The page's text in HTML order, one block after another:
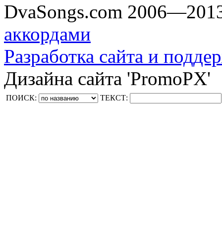
DvaSongs.com
аккордами
Разработка сайта и
Дизайна сайта 'PromoPX'
ПОИСК: ТЕКСТ: